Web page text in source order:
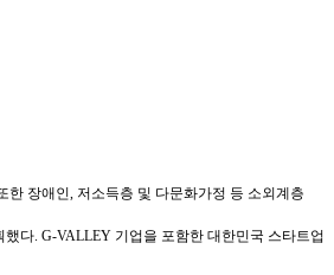
장애인, 저소득층 및 다문화가정 등 소외계층
다. G-VALLEY 기업을 포함한 대한민국 스타트업